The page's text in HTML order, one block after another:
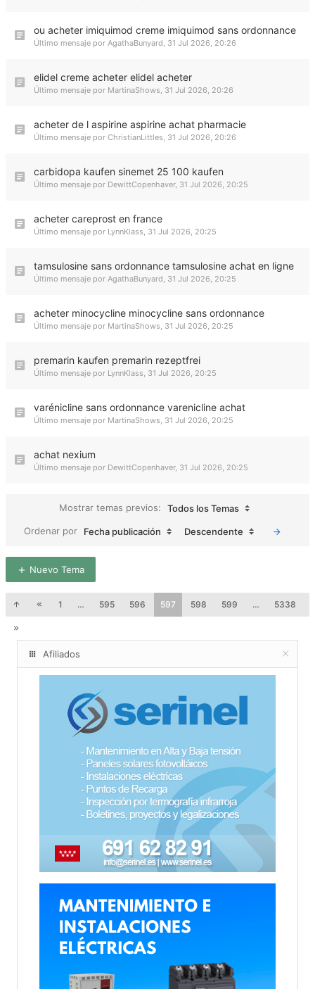
ou acheter imiquimod creme imiquimod sans ordonnance
Último mensaje por AgathaBunyard, 31 Jul 2026, 20:26
elidel creme acheter elidel acheter
Último mensaje por MartinaShows, 31 Jul 2026, 20:26
acheter de l aspirine aspirine achat pharmacie
Último mensaje por ChristianLittles, 31 Jul 2026, 20:26
carbidopa kaufen sinemet 25 100 kaufen
Último mensaje por DewittCopenhaver, 31 Jul 2026, 20:25
acheter careprost en france
Último mensaje por LynnKlass, 31 Jul 2026, 20:25
tamsulosine sans ordonnance tamsulosine achat en ligne
Último mensaje por AgathaBunyard, 31 Jul 2026, 20:25
acheter minocycline minocycline sans ordonnance
Último mensaje por MartinaShows, 31 Jul 2026, 20:25
premarin kaufen premarin rezeptfrei
Último mensaje por LynnKlass, 31 Jul 2026, 20:25
varénicline sans ordonnance varenicline achat
Último mensaje por MartinaShows, 31 Jul 2026, 20:25
achat nexium
Último mensaje por DewittCopenhaver, 31 Jul 2026, 20:25
Mostrar temas previos:
Todos los Temas
Ordenar por
Fecha publicación Descendente
Nuevo Tema
1 … 595 596 597 598 599 … 5338
Afiliados